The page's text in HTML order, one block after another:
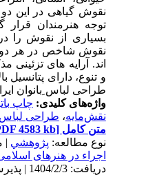
نقوش گیاهی در این دو هنر
توجه هنرمندان قرار گرفته
بسیاری از نقوش را دربرمی
نقوش شاخص در هر دو هنر نیز
اند. آرایه های تزئینی مذکور با
و تنوع، دارای پتانسیل بالایی
طراحی لباس ِبانوان ایرانی
واژه‌های کلیدی:چاپ باتیک،چاپ
،طراحی لباس،نوآوری
متن کامل[PDF 4583 kb]
(۷۵۸ دریافت)
نوع مطالعه: پژوهشي | موضوع
اجراء در هنرهای اسلامی